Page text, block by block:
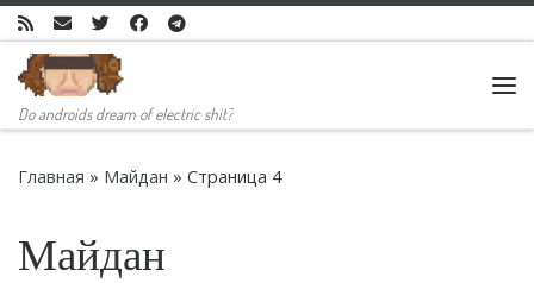
Skip to content
Do androids dream of electric shit?
Главная » Майдан » Страница 4
Майдан